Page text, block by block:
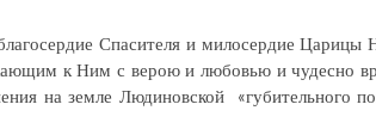
Спасителя и милосердие Царицы
к Ним с верою и любовью и чудесно
на земле Людиновской «губительного